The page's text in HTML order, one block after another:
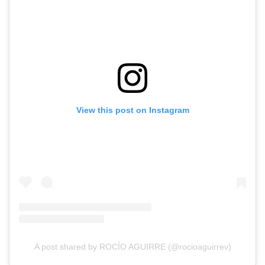
View this post on Instagram
A post shared by ROCÍO AGUIRRE (@rocioaguirrev)